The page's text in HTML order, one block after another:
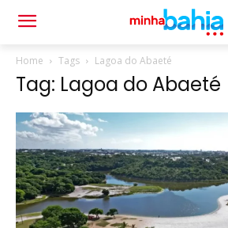
Home Tags Lagoa do Abaeté
Tag: Lagoa do Abaeté